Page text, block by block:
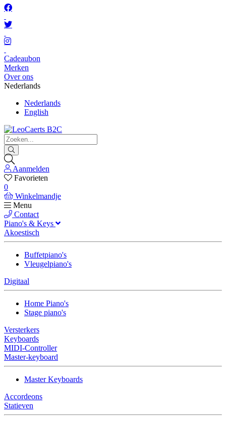
Cadeaubon
Merken
Over ons
Nederlands
Nederlands
English
Aanmelden
Favorieten
0
Winkelmandje
Menu
Contact
Piano's & Keys
Akoestisch
Buffetpiano's
Vleugelpiano's
Digitaal
Home Piano's
Stage piano's
Versterkers
Keyboards
MIDI-Controller
Master-keyboard
Master Keyboards
Accordeons
Statieven